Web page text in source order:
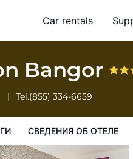
Car rentals
Bangor
Tel.(855) 334-6659
СВЕДЕНИЯ ОБ ОТЕЛЕ
Порядок проживания в Отеле